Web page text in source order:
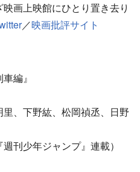
画上映館にひとり置き去り
／映画批評サイト
編』
、下野紘、松岡禎丞、日野
刊少年ジャンプ』連載）